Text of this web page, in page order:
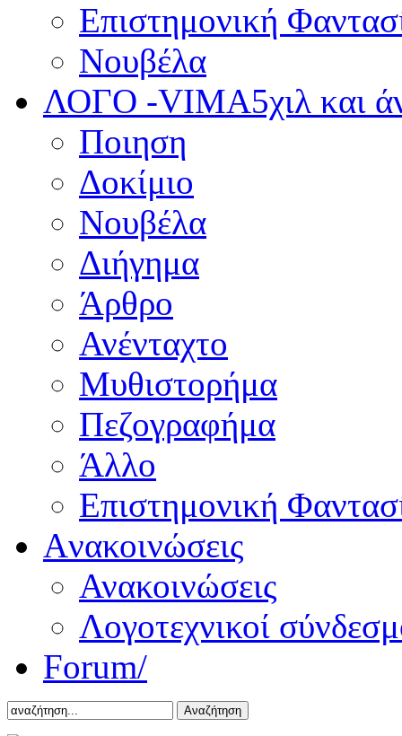
Επιστημονική
Νουβέλα
ΛΟΓΟ -VIMA5χιλ και
Ποιηση
Δοκίμιο
Νουβέλα
Διήγημα
Άρθρο
Ανένταχτο
Μυθιστορήμα
Πεζογραφήμα
Άλλο
Επιστημονική
Aνακοινώσεις
Ανακοινώσεις
Λογοτεχνικοί
Forum/
Αναζήτηση